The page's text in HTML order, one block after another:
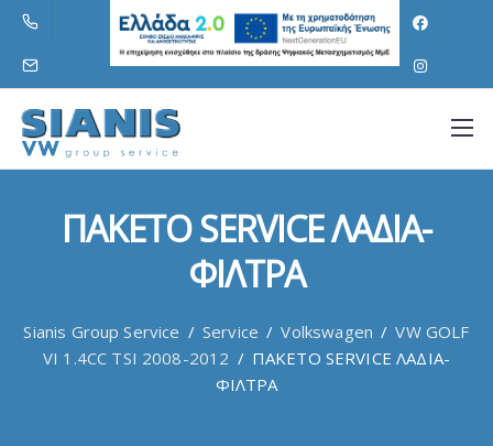
ΠΑΚΕΤΟ SERVICE ΛΑΔΙΑ-
ΦΙΛΤΡΑ
Sianis Group Service / Service / Volkswagen / VW GOLF
VI 1.4CC TSI 2008-2012 / ΠΑΚΕΤΟ SERVICE ΛΑΔΙΑ-
ΦΙΛΤΡΑ